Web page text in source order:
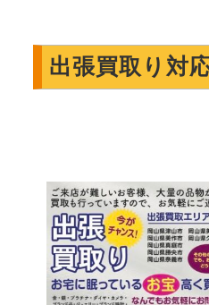
出張買取り対